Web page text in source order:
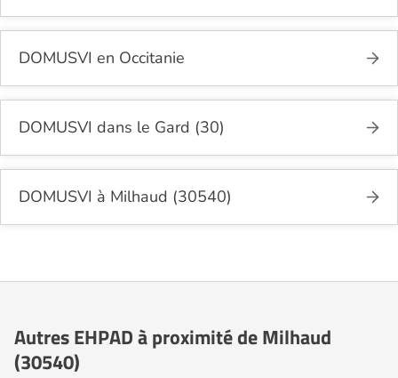
DOMUSVI en Occitanie
DOMUSVI dans le Gard (30)
DOMUSVI à Milhaud (30540)
Autres EHPAD à proximité de Milhaud
(30540)